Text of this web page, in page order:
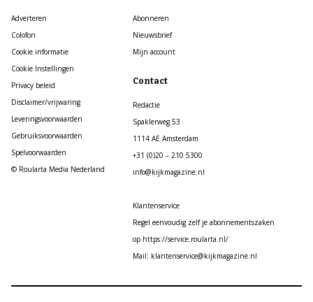
Adverteren
Colofon
Cookie informatie
Cookie Instellingen
Privacy beleid
Disclaimer/vrijwaring
Leveringsvoorwaarden
Gebruiksvoorwaarden
Spelvoorwaarden
© Roularta Media Nederland
Abonneren
Nieuwsbrief
Mijn account
Contact
Redactie
Spaklerweg 53
1114 AE Amsterdam
+31 (0)20 – 210 5300
info@kijkmagazine.nl
Klantenservice
Regel eenvoudig zelf je abonnementszaken
op https://service.roularta.nl/
Mail: klantenservice@kijkmagazine.nl